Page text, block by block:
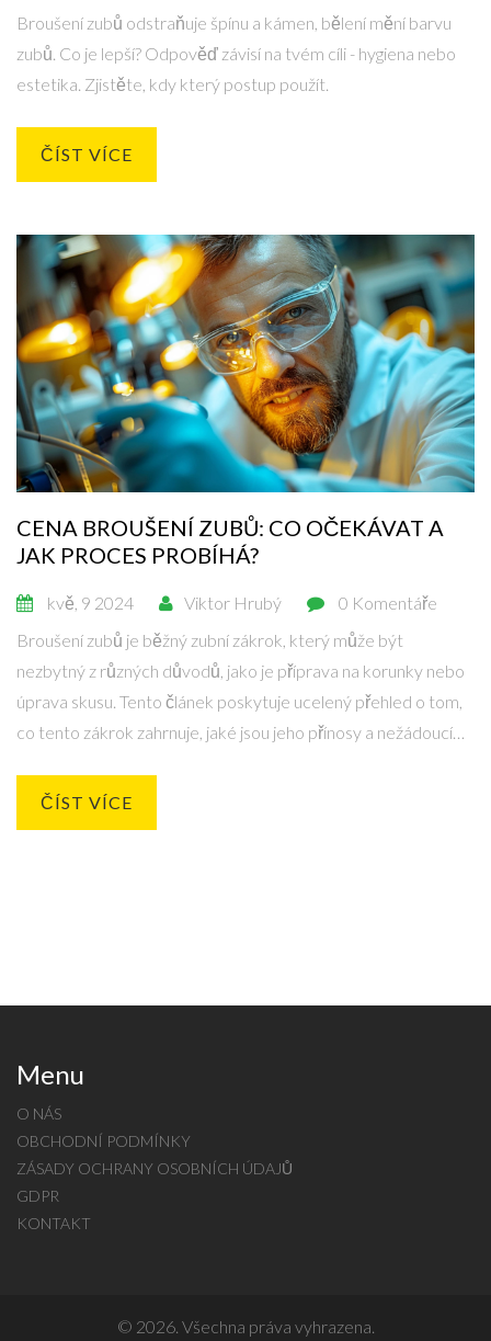
Broušení zubů odstraňuje špínu a kámen, bělení mění barvu
zubů. Co je lepší? Odpověď závisí na tvém cíli - hygiena nebo
estetika. Zjistěte, kdy který postup použít.
ČÍST VÍCE
CENA BROUŠENÍ ZUBŮ: CO OČEKÁVAT A
JAK PROCES PROBÍHÁ?
kvě, 9 2024 Viktor Hrubý
0 Komentáře
Broušení zubů je běžný zubní zákrok, který může být
nezbytný z různých důvodů, jako je příprava na korunky nebo
úprava skusu. Tento článek poskytuje ucelený přehled o tom,
co tento zákrok zahrnuje, jaké jsou jeho přínosy a nežádoucí
zubů zaplatíte. Přinášíme také tipy, jak se připravit na zákrok a
ČÍST VÍCE
Menu
O NÁS
OBCHODNÍ PODMÍNKY
ZÁSADY OCHRANY OSOBNÍCH ÚDAJŮ
GDPR
KONTAKT
© 2026. Všechna práva vyhrazena.